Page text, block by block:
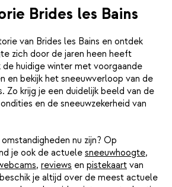
Brides les Bains
van Brides les Bains en ontdek
zich door de jaren heen heeft
de huidige winter met voorgaande
en bekijk het sneeuwverloop van de
Zo krijg je een duidelijk beeld van de
en de sneeuwzekerheid van
nu zijn? Op
je ook de actuele sneeuwhoogte,
, reviews en pistekaart van
je altijd over de meest actuele